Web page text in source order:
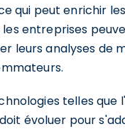
qui peut enrichir
entreprises
leurs analyses de
telles
évoluer pour